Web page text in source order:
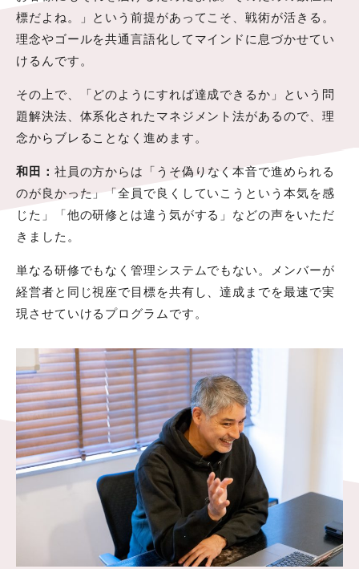
標だよね。」という前提があってこそ、戦術が活きる。
理念やゴールを共通言語化してマインドに息づかせてい
けるんです。
その上で、「どのようにすれば達成できるか」という問
題解決法、体系化されたマネジメント法があるので、理
念からブレることなく進めます。
和田： 社員の方からは「うそ偽りなく本音で進められる
のが良かった」「全員で良くしていこうという本気を感
じた」「他の研修とは違う気がする」などの声をいただ
きました。
単なる研修でもなく管理システムでもない。メンバーが
経営者と同じ視座で目標を共有し、達成までを最速で実
現させていけるプログラムです。